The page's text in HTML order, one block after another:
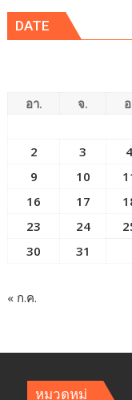
DATE
อา. จ.
2
3 4
9
10
16
17
23
24
30
31
« ก.ค.
หมวดหมู่